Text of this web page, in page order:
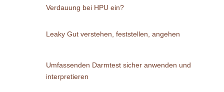
Verdauung bei HPU ein?
Leaky Gut verstehen, feststellen, angehen
Umfassenden Darmtest sicher anwenden und
interpretieren